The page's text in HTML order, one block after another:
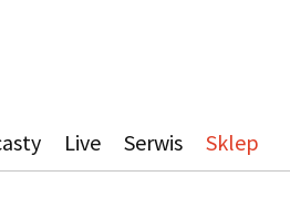
Live Serwis Sklep